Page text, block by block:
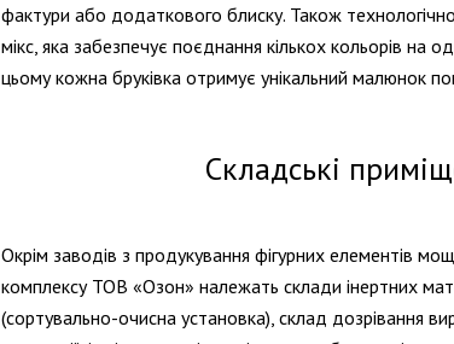
фактури або додаткового блиску. Також
мікс, яка забезпечує поєднання кількох кольорів на
цьому кожна бруківка отримує унікальний малюнок
Складські
Окрім заводів з продукування фігурних елементів
комплексу ТОВ «Озон» належать склади інертних
(сортувально-очисна установка), склад дозрівання